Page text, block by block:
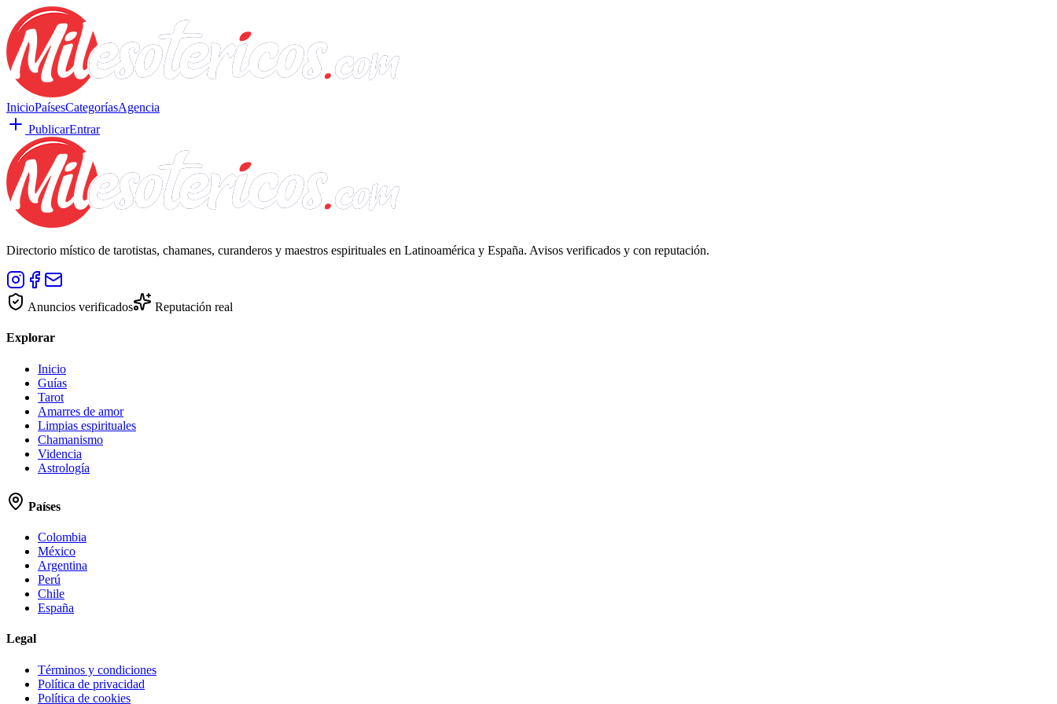
InicioPaísesCategoríasAgencia
PublicarEntrar
Directorio místico de tarotistas, chamanes, curanderos y maestros espirituales en Latinoamérica y España. Avisos verificados y con reputación.
Anuncios verificados Reputación real
Explorar
Inicio
Guías
Tarot
Amarres de amor
Limpias espirituales
Chamanismo
Videncia
Astrología
Países
Colombia
México
Argentina
Perú
Chile
España
Legal
Términos y condiciones
Política de privacidad
Política de cookies